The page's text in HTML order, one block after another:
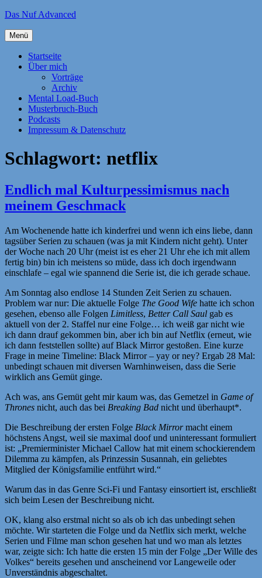
Zum
springen
Das Nuf Advanced
Menü
Startseite
Über mich
Vorträge
Archiv
Mental Load-Buch
Musterbruch-Buch
Podcasts
Impressum & Datenschutz
Schlagwort: netflix
Endlich mal Kulturpessimismus nach
meinem Geschmack
Am Wochenende hatte ich kinderfrei und wenn ich eins liebe, dann
tagsüber Serien zu schauen (was ja mit Kindern nicht geht). Unter
der Woche nach 20 Uhr (meist ist es eher 21 Uhr ehe ich mit allem
fertig bin) bin ich meistens so müde, dass ich doch irgendwann
einschlafe – egal wie spannend die Serie ist, die ich gerade schaue.
Am Sonntag also endlose 14 Stunden Zeit Serien zu schauen.
Problem war nur: Die aktuelle Folge The Good Wife hatte ich schon
gesehen, ebenso alle Folgen Limitless, Better Call Saul gab es
aktuell von der 2. Staffel nur eine Folge… ich weiß gar nicht wie
ich dann drauf gekommen bin, aber ich bin auf Netflix (erneut, wie
ich dann feststellen sollte) auf Black Mirror gestoßen. Eine kurze
Frage in meine Timeline: Black Mirror – yay or ney? Ergab 28 Mal:
unbedingt schauen mit diversen Warnhinweisen, dass die Serie
wirklich ans Gemüt ginge.
Ach was, ans Gemüt geht mir kaum was, das Gemetzel in Game of
Thrones nicht, auch das bei Breaking Bad nicht und überhaupt*.
Die Beschreibung der ersten Folge Black Mirrormacht einem
höchstens Angst, weil sie maximal doof und uninteressant formuliert
ist: „Premierminister Michael Callow hat mit einem schockierendem
Dilemma zu kämpfen, als Prinzessin Susannah, ein geliebtes
Mitglied der Königsfamilie entführt wird.“
Warum das in das Genre Sci-Fi und Fantasy einsortiert ist, erschließt
sich beim Lesen der Beschreibung nicht.
OK, klang also erstmal nicht so als ob ich das unbedingt sehen
möchte. Wir starteten die Folge und da Netflix sich merkt, welche
Serien und Filme man schon gesehen hat und wo man als letztes
war, zeigte sich: Ich hatte die ersten 15 min der Folge „Der Wille des
Volkes“ bereits gesehen und anscheinend vor Langeweile oder
Unverständnis abgeschaltet.